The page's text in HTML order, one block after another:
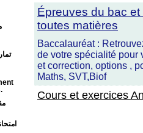
Épreuves du bac
toutes matières
Baccalauréat :
de votre spécialité pour
et correction, options ,
Maths, SVT,Biof
Cours et exercices